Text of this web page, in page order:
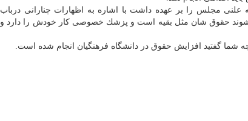
مجلس را بر عهده داشت با اشاره به اظهارات چنارانی درباب
حقوق شان مثل بقیه است و پزشك خصوصی كار خودش را دارد و
شما گفتید افزایش حقوق در دانشگاه فرهنگیان انجام شده است.